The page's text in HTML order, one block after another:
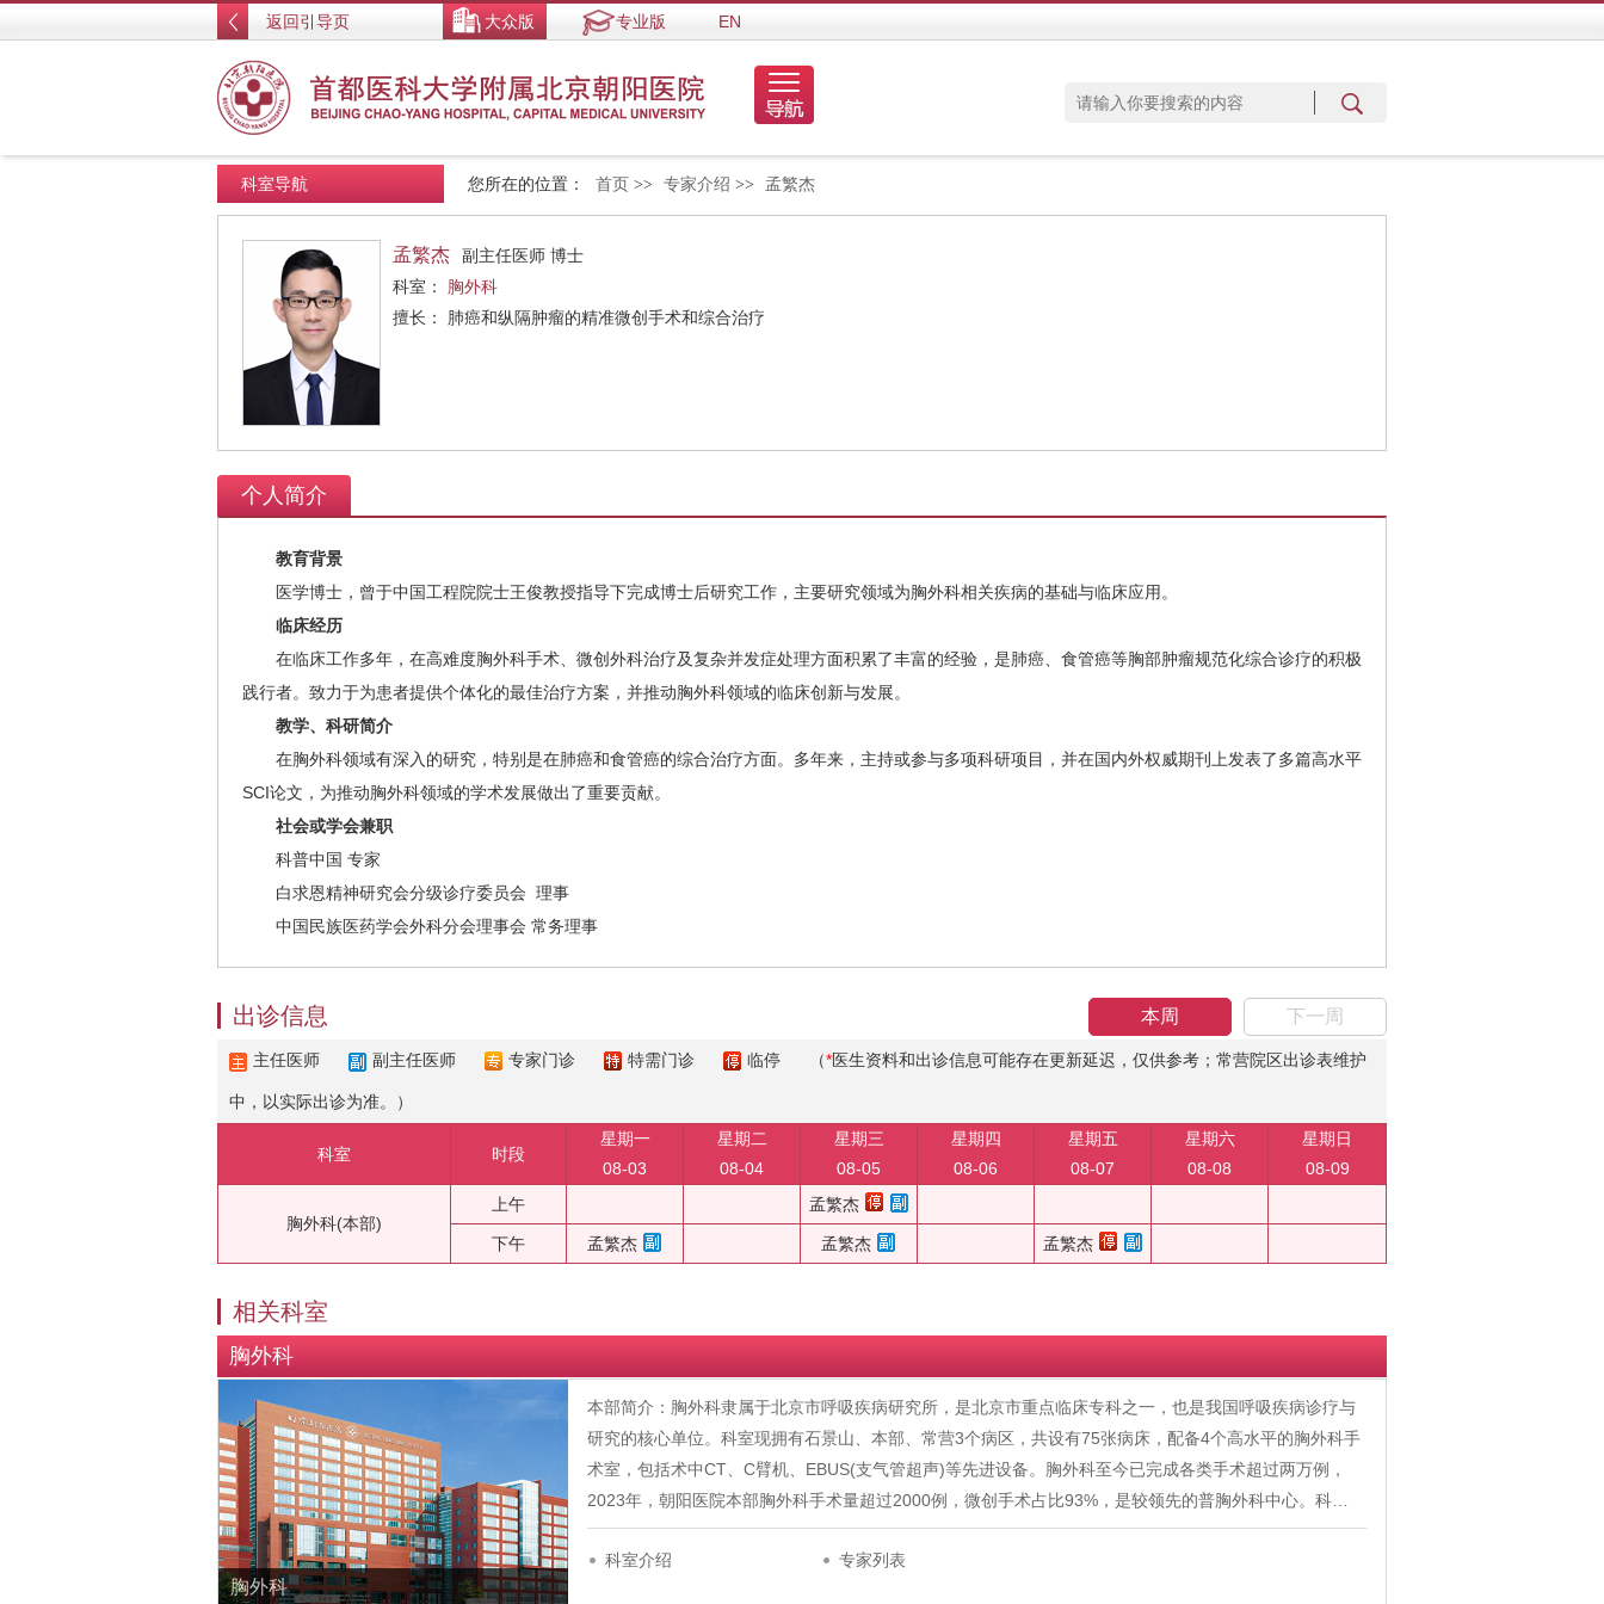
返回引导页 大众版 专业版 EN
您所在的位置： 首页 >> 专家介绍 >> 孟繁杰
科室导航
孟繁杰
副主任医师 博士
科室： 胸外科
擅长： 肺癌和纵隔肿瘤的精准微创手术和综合治疗
个人简介
教育背景
医学博士，曾于中国工程院院士王俊教授指导下完成博士后研究工作，主要研究领域为胸外科相关疾病的基础与临床应用。
临床经历
在临床工作多年，在高难度胸外科手术、微创外科治疗及复杂并发症处理方面积累了丰富的经验，是肺癌、食管癌等胸部肿瘤规范化综合诊疗的积极
践行者。致力于为患者提供个体化的最佳治疗方案，并推动胸外科领域的临床创新与发展。
教学、科研简介
在胸外科领域有深入的研究，特别是在肺癌和食管癌的综合治疗方面。多年来，主持或参与多项科研项目，并在国内外权威期刊上发表了多篇高水平
SCI论文，为推动胸外科领域的学术发展做出了重要贡献。
社会或学会兼职
科普中国 专家
白求恩精神研究会分级诊疗委员会 理事
中国民族医药学会外科分会理事会 常务理事
本周 下一周
出诊信息
主任医师 副主任医师 专家门诊 特需门诊 临停 （*医生资料和出诊信息可能存在更新延迟，仅供参考；常营院区出诊表维护
中，以实际出诊为准。）
科室 时段
星期一
08-03
星期二
08-04
星期三
08-05
星期四
08-06
星期五
08-07
星期六
08-08
星期日
08-09
胸外科(本部)
上午 孟繁杰
下午 孟繁杰 孟繁杰 孟繁杰
相关科室
胸外科
胸外科
本部简介：胸外科隶属于北京市呼吸疾病研究所，是北京市重点临床专科之一，也是我国呼吸疾病诊疗与
研究的核心单位。科室现拥有石景山、本部、常营3个病区，共设有75张病床，配备4个高水平的胸外科手
术室，包括术中CT、C臂机、EBUS(支气管超声)等先进设备。胸外科至今已完成各类手术超过两万例，
2023年，朝阳医院本部胸外科手术量超过2000例，微创手术占比93%，是较领先的普胸外科中心。科…
科室介绍 专家列表